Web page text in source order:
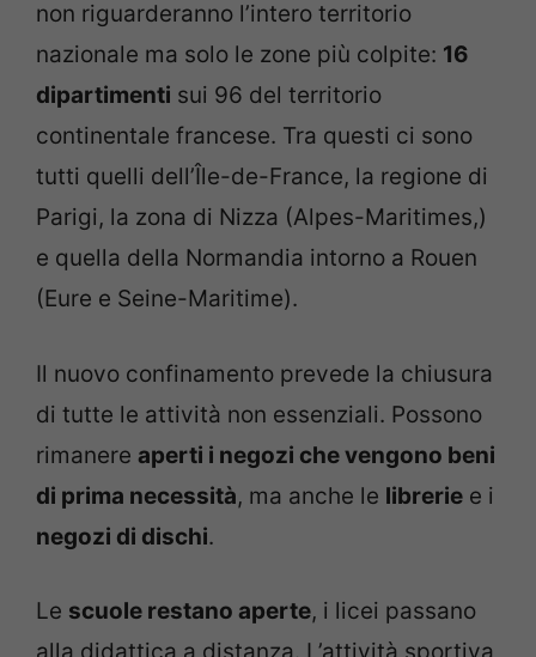
non riguarderanno l’intero territorio
nazionale ma solo le zone più colpite: 16
dipartimenti sui 96 del territorio
continentale francese. Tra questi ci sono
tutti quelli dell’Île-de-France, la regione di
Parigi, la zona di Nizza (Alpes-Maritimes,)
e quella della Normandia intorno a Rouen
(Eure e Seine-Maritime).
Il nuovo confinamento prevede la chiusura
di tutte le attività non essenziali. Possono
rimanere aperti i negozi che vengono beni
di prima necessità, ma anche le librerie e i
negozi di dischi.
Le scuole restano aperte, i licei passano